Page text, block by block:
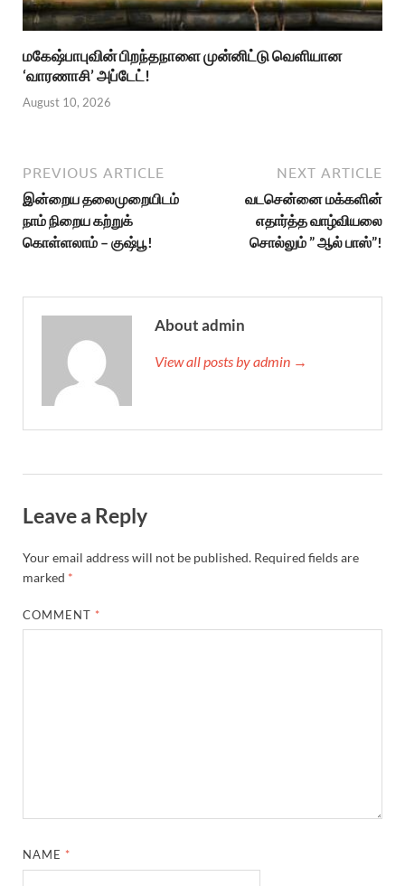
மகேஷ்பாபுவின் பிறந்தநாளை முன்னிட்டு வெளியான
‘வாரணாசி’ அப்டேட்!
August 10, 2026
PREVIOUS ARTICLE
இன்றைய தலைமுறையிடம்
நாம் நிறைய கற்றுக்
கொள்ளலாம் – குஷ்பூ!
NEXT ARTICLE
வடசென்னை மக்களின்
எதார்த்த வாழ்வியலை
சொல்லும் ” ஆல் பாஸ்”!
About admin
View all posts by admin →
Leave a Reply
Your email address will not be published. Required fields are
marked *
COMMENT *
NAME *